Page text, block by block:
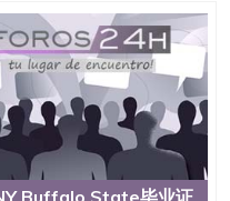
551190476法国留学回
微信551190476德国留
办理QQ微信551190476
业证怎么办理QQ微信
国外大学有毕业
办理国外文凭
信吗QQ微信551190476
办理学历认证QQ微信
University, 又译为“圣荷
Buffalo State毕业证